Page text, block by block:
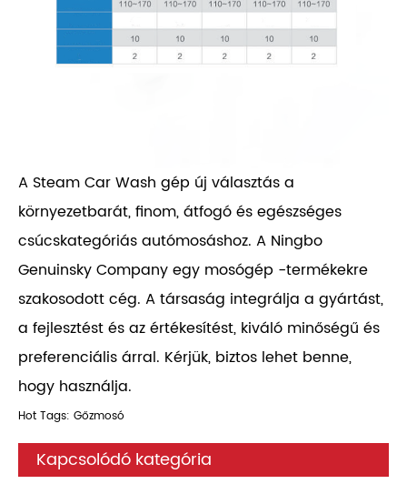
A Steam Car Wash gép új választás a
környezetbarát, finom, átfogó és egészséges
csúcskategóriás autómosáshoz. A Ningbo
Genuinsky Company egy mosógép -termékekre
szakosodott cég. A társaság integrálja a gyártást,
a fejlesztést és az értékesítést, kiváló minőségű és
preferenciális árral. Kérjük, biztos lehet benne,
hogy használja.
Hot Tags: Gőzmosó
Kapcsolódó kategória